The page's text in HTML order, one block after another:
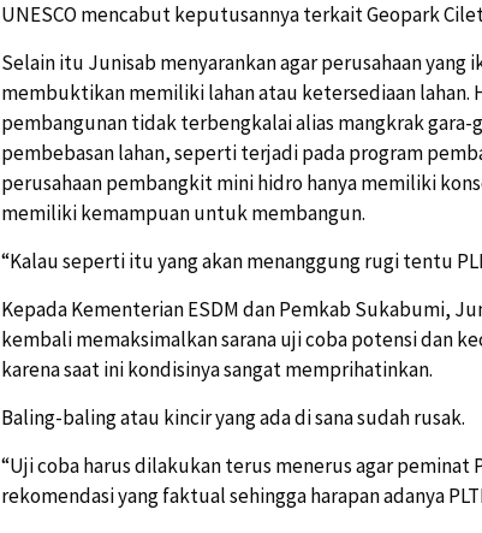
UNESCO mencabut keputusannya terkait Geopark
Selain itu Junisab menyarankan agar perusahaan yang
membuktikan memiliki lahan atau ketersediaan lahan.
pembangunan tidak terbengkalai alias mangkrak gara-
pembebasan lahan, seperti terjadi pada program
perusahaan pembangkit mini hidro hanya memiliki
memiliki kemampuan untuk membangun.
“Kalau seperti itu yang akan menanggung rugi tentu
Kepada Kementerian ESDM dan Pemkab Sukabumi,
kembali memaksimalkan sarana uji coba potensi dan
karena saat ini kondisinya sangat memprihatinkan.
Baling-baling atau kincir yang ada di sana sudah rusak.
“Uji coba harus dilakukan terus menerus agar peminat
rekomendasi yang faktual sehingga harapan adanya